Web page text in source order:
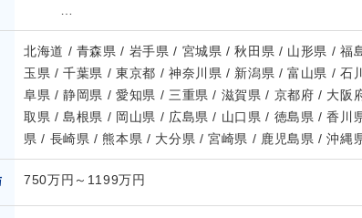
北海道 / 青森県 / 岩手県 / 宮城県 / 秋田県 / 山形県 / 福
玉県 / 千葉県 / 東京都 / 神奈川県 / 新潟県 / 富山県 / 石
阜県 / 静岡県 / 愛知県 / 三重県 / 滋賀県 / 京都府 / 大阪
取県 / 島根県 / 岡山県 / 広島県 / 山口県 / 徳島県 / 香川
県 / 長崎県 / 熊本県 / 大分県 / 宮崎県 / 鹿児島県 / 沖縄
750万円～1199万円